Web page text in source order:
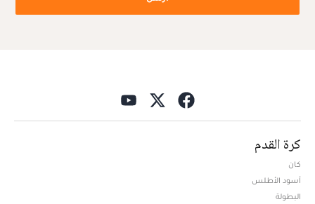
كرة القدم
كان
أسود الأطلس
البطولة